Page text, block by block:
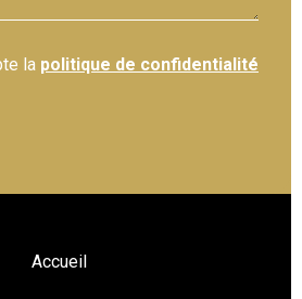
la politique de confidentialité
Accueil